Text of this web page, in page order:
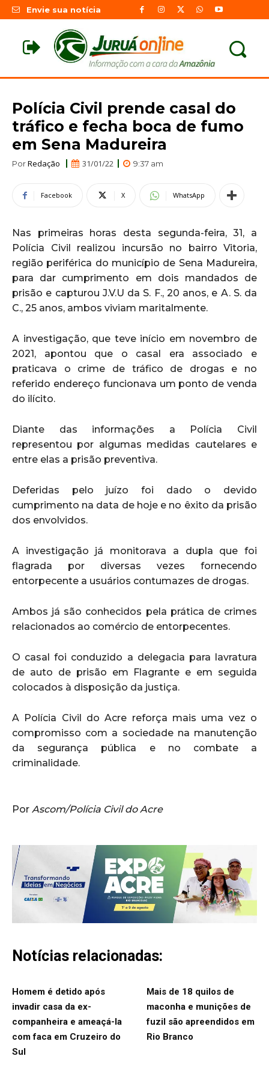
Envie sua notícia
Polícia Civil prende casal do
tráfico e fecha boca de fumo
em Sena Madureira
PorRedação 31/01/22 9:37 am
Facebook X WhatsApp
Nas primeiras horas desta segunda-feira, 31, a
Polícia Civil realizou incursão no bairro Vitoria,
região periférica do município de Sena Madureira,
para dar cumprimento em dois mandados de
prisão e capturou J.V.U da S. F., 20 anos, e A. S. da
C., 25 anos, ambos viviam maritalmente.
A investigação, que teve início em novembro de
2021, apontou que o casal era associado e
praticava o crime de tráfico de drogas e no
referido endereço funcionava um ponto de venda
do ilícito.
Diante das informações a Polícia Civil
representou por algumas medidas cautelares e
entre elas a prisão preventiva.
Deferidas pelo juízo foi dado o devido
cumprimento na data de hoje e no êxito da prisão
dos envolvidos.
A investigação já monitorava a dupla que foi
flagrada por diversas vezes fornecendo
entorpecente a usuários contumazes de drogas.
Ambos já são conhecidos pela prática de crimes
relacionados ao comércio de entorpecentes.
O casal foi conduzido a delegacia para lavratura
de auto de prisão em Flagrante e em seguida
colocados à disposição da justiça.
A Polícia Civil do Acre reforça mais uma vez o
compromisso com a sociedade na manutenção
da segurança pública e no combate a
criminalidade.
Por Ascom/Polícia Civil do Acre
Notícias relacionadas:
Homem é detido após
invadir casa da ex-
companheira e ameaçá-la
com faca em Cruzeiro do
Sul
Mais de 18 quilos de
maconha e munições de
fuzil são apreendidos em
Rio Branco